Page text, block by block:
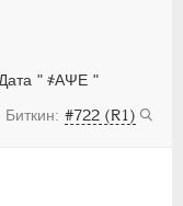
" ҂АΨЕ "
#722 (R1)